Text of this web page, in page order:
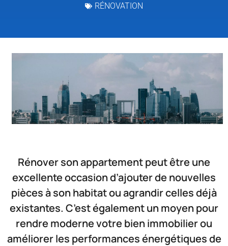
RÉNOVATION
Rénover son appartement peut être une
excellente occasion d’ajouter de nouvelles
pièces à son habitat ou agrandir celles déjà
existantes. C’est également un moyen pour
rendre moderne votre bien immobilier ou
améliorer les performances énergétiques de